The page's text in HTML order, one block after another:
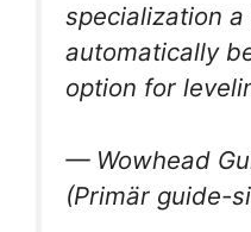
specialization
automatically
option for
— Wowhead
(Primär guide-